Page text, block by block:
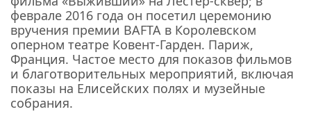
феврале 2016 года он посетил церемонию
вручения премии BAFTA в Королевском
оперном театре Ковент-Гарден. Париж,
Франция. Частое место для показов фильмов
и благотворительных мероприятий, включая
показы на Елисейских полях и музейные
собрания.